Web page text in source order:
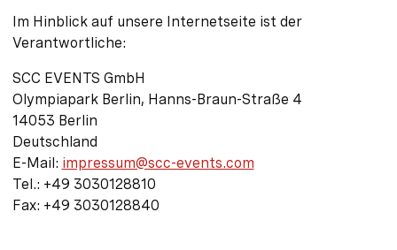
Im Hinblick auf unsere Internetseite ist der
Verantwortliche:
SCC EVENTS GmbH
Olympiapark Berlin, Hanns-Braun-Straße 4
14053 Berlin
Deutschland
E-Mail: impressum@scc-events.com
Tel.: +49 3030128810
Fax: +49 3030128840